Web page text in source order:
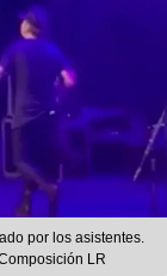
por los asistentes.
LR